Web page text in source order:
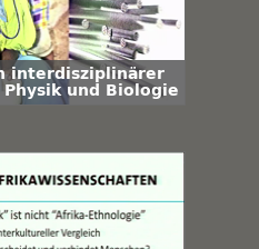
interdisziplinärer
und Biologie